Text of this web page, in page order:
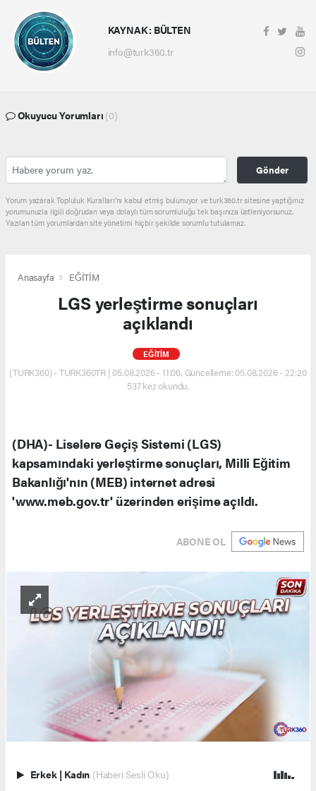
KAYNAK : BÜLTEN
info@turk360.tr
Okuyucu Yorumları (0)
Gönder
Yorum yazarak Topluluk Kuralları’nı kabul etmiş bulunuyor ve turk360.tr sitesine yaptığınız
yorumunuzla ilgili doğrudan veya dolaylı tüm sorumluluğu tek başınıza üstleniyorsunuz.
Yazılan tüm yorumlardan site yönetimi hiçbir şekilde sorumlu tutulamaz.
Anasayfa EĞİTİM
LGS yerleştirme sonuçları
açıklandı
EĞİTİM
(TURK360) - TURK360TR | 05.08.2026 - 11:06, Güncelleme: 05.08.2026 - 22:20
537 kez okundu.
(DHA)- Liselere Geçiş Sistemi (LGS)
kapsamındaki yerleştirme sonuçları, Milli Eğitim
Bakanlığı'nın (MEB) internet adresi
'www.meb.gov.tr' üzerinden erişime açıldı.
ABONE OL
Erkek | Kadın (Haberi Sesli Oku)